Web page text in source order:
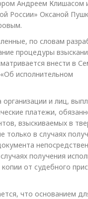
Андреем Клишасом
России» Оксаной
по словам
процедуры
внести в
исполнительном
организации и лиц,
платежи,
взыскиваемых в
только в случаях
получения
от судебного
что основанием